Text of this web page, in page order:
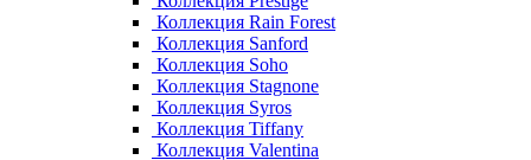
Коллекция Rain Forest
Коллекция Sanford
Коллекция Soho
Коллекция Stagnone
Коллекция Syros
Коллекция Tiffany
Коллекция Valentina